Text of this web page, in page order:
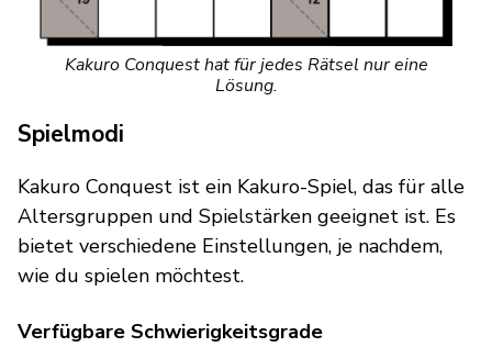
Kakuro Conquest hat für jedes Rätsel nur eine
Lösung.
Spielmodi
Kakuro Conquest ist ein Kakuro-Spiel, das für alle
Altersgruppen und Spielstärken geeignet ist. Es
bietet verschiedene Einstellungen, je nachdem,
wie du spielen möchtest.
Verfügbare Schwierigkeitsgrade